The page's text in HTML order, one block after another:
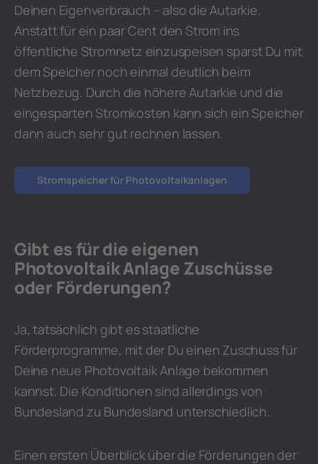
Deinen Eigenverbrauch – also die Autarkie.
Anstatt für ein paar Cent den Strom ins
öffentliche Stromnetz einzuspeisen sparst Du mit
dem Speicher noch einmal deutlich beim
Netzbezug. Durch die höhere Autarkie und die
eingesparten Stromkosten kann sich ein Speicher
dann auch sehr gut rechnen lassen.
Stromspeicher für Photovoltaikanlagen
Gibt es für die eigenen
Photovoltaik Anlage Zuschüsse
oder Förderungen?
Ja, tatsächlich gibt es staatliche
Förderprogramme, mit der Du einen Zuschuss für
Deine neue Photovoltaik Anlage bekommen
kannst. Die Konditionen sind allerdings von
Bundesland zu Bundesland unterschiedlich.
Einen ersten Überblick über die Förderungen der